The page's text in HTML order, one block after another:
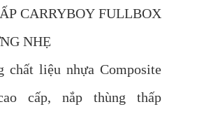
CARRYBOY FULLBOX
NHẸ
chất liệu nhựa Composite
cấp, nắp thùng thấp